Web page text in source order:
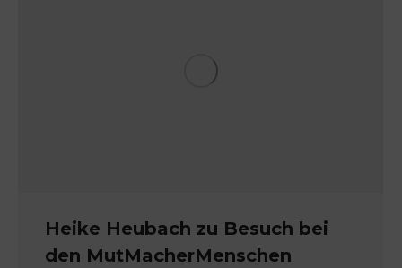
Heike Heubach zu Besuch bei
den MutMacherMenschen